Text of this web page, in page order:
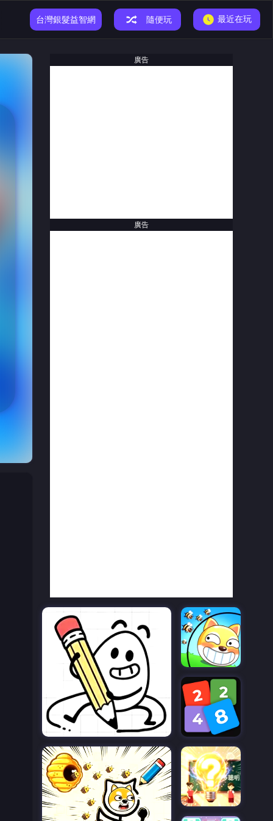
小恐龍遊戲
台灣銀髮益智網 隨便玩 最近在玩
廣告
廣告